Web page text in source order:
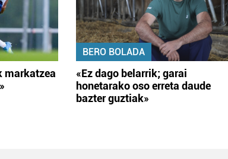
markatzea
BERO BOLADA
«Ez dago belarrik; garai
honetarako oso erreta daude
bazter guztiak»